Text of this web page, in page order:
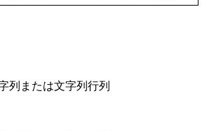
列または文字列行列